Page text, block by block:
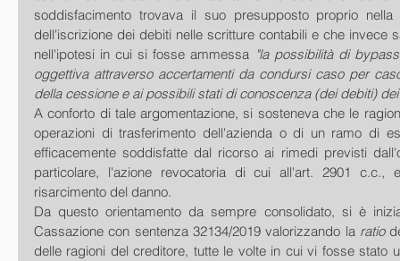
soddisfacimento trovava il suo presupposto proprio nella
dell'iscrizione dei debiti nelle scritture contabili e che invece
nell'ipotesi in cui si fosse ammessa "la possibilità di
oggettiva attraverso accertamenti da condursi caso per
della cessione e ai possibili stati di conoscenza (dei debiti)
A conforto di tale argomentazione, si sosteneva che le
operazioni di trasferimento dell'azienda o di un ramo di
efficacemente soddisfatte dal ricorso ai rimedi previsti
particolare, l'azione revocatoria di cui all'art. 2901 c.c.,
risarcimento del danno.
Da questo orientamento da sempre consolidato, si è
Cassazione con sentenza 32134/2019 valorizzando la ratio
delle ragioni del creditore, tutte le volte in cui vi fosse stato